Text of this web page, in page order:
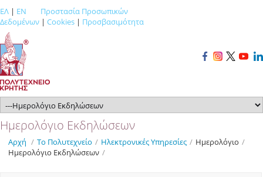
ΕΛ | EN
Προστασία Προσωπικών
Δεδομένων | Cookies | Προσβασιμότητα
Ημερολόγιο Εκδηλώσεων
Αρχή / Το Πολυτεχνείο / Ηλεκτρονικές Υπηρεσίες / Ημερολόγιο /
Ημερολόγιο Εκδηλώσεων /